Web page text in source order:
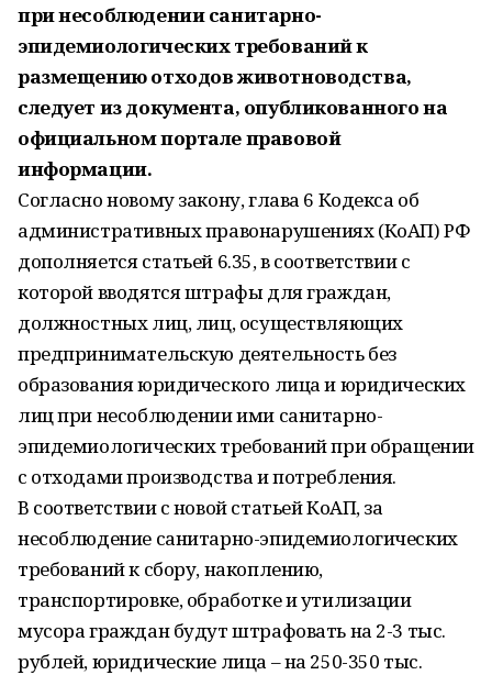
при несоблюдении санитарно-
эпидемиологических требований к
размещению отходов животноводства,
следует из документа, опубликованного на
официальном портале правовой
информации.
Согласно новому закону, глава 6 Кодекса об
административных правонарушениях (КоАП) РФ
дополняется статьей 6.35, в соответствии с
которой вводятся штрафы для граждан,
должностных лиц, лиц, осуществляющих
предпринимательскую деятельность без
образования юридического лица и юридических
лиц при несоблюдении ими санитарно-
эпидемиологических требований при обращении
с отходами производства и потребления.
В соответствии с новой статьей КоАП, за
несоблюдение санитарно-эпидемиологических
требований к сбору, накоплению,
транспортировке, обработке и утилизации
мусора граждан будут штрафовать на 2-3 тыс.
рублей, юридические лица – на 250-350 тыс.